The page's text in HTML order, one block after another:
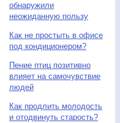
обнаружили
неожиданную пользу
Как не простыть в офисе
под кондиционером?
Пение птиц позитивно
влияет на самочувствие
людей
Как продлить молодость
и отодвинуть старость?